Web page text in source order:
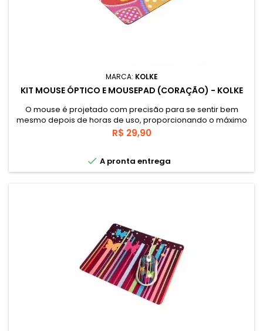
MARCA: KOLKE
KIT MOUSE ÓPTICO E MOUSEPAD (CORAÇÃO) - KOLKE
O mouse é projetado com precisão para se sentir bem
mesmo depois de horas de uso, proporcionando o máximo
conforto. Mouse Pad é impermeável, com superfície de
pano processado , para melhorar o deslizamento do
Preço
R$ 29,90
 A pronta entrega